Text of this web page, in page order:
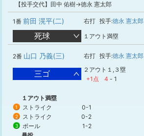
【投手交代】田中 佑樹→徳永 憲太郎
1番 前田 滉平(二) 右打 投手:徳永 憲太郎
死球 １アウト満塁
2番 山口 乃義(三) 右打 投手:徳永 憲太郎
三ゴ
２アウト１,３塁
+1点
4 - 1
１アウト満塁
1 ストライク 0-1
2 ストライク 0-2
3 ボール
1-2